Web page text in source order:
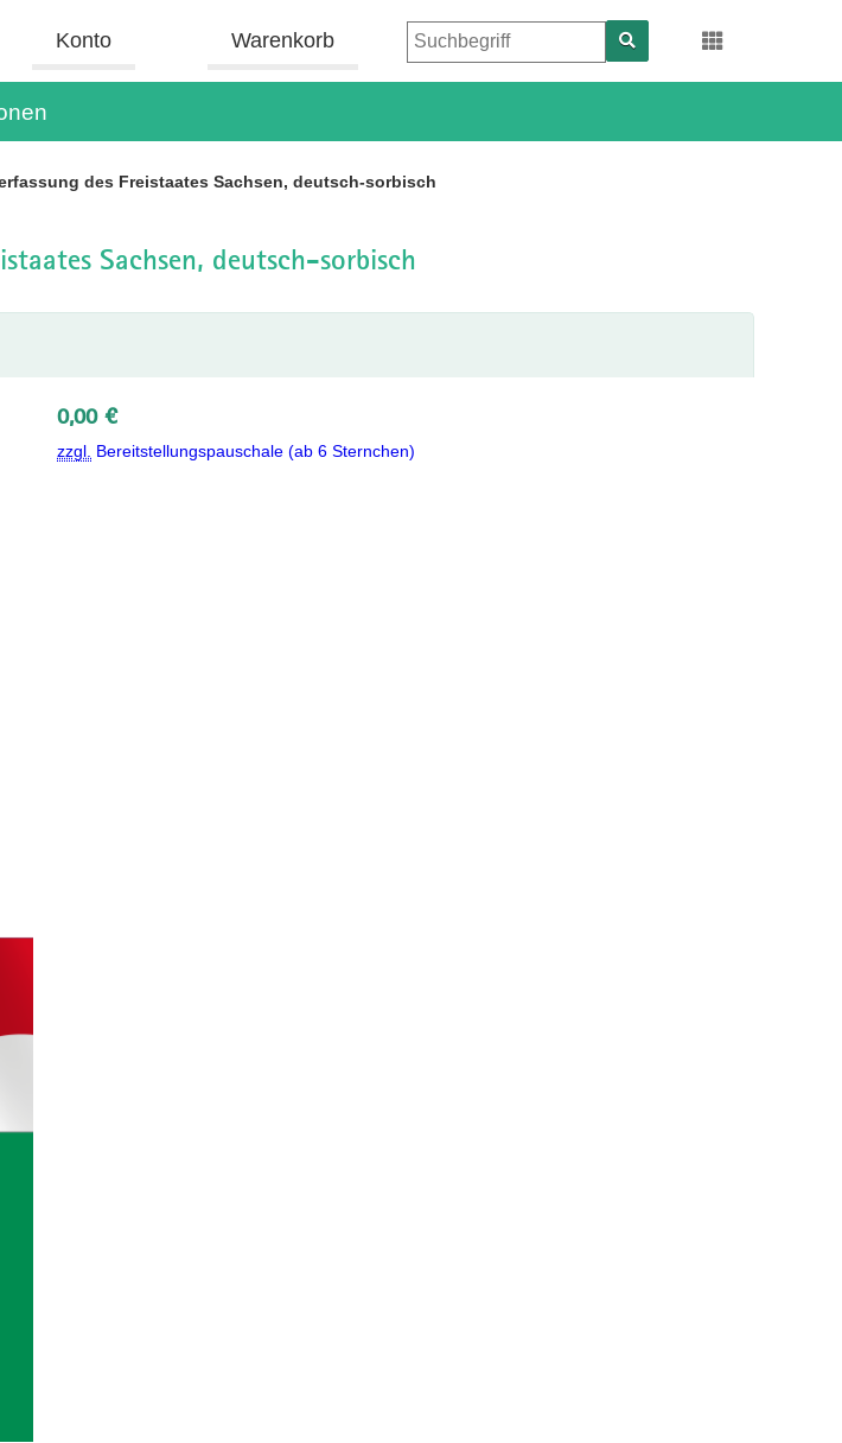
Konto Warenkorb
des Freistaates Sachsen, deutsch-sorbisch
Sachsen, deutsch-sorbisch
0,00 €
zzgl. Bereitstellungspauschale (ab 6 Sternchen)